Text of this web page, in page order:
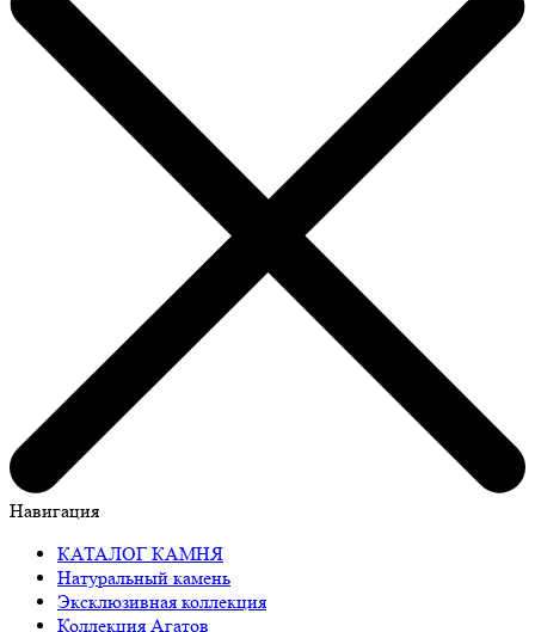
Навигация
КАТАЛОГ КАМНЯ
Натуральный камень
Эксклюзивная коллекция
Коллекция Агатов